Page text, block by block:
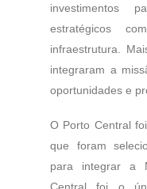
investimentos
estratégicos
infraestrutura.
integraram a
oportunidades e
O Porto Central
que foram
para integrar a